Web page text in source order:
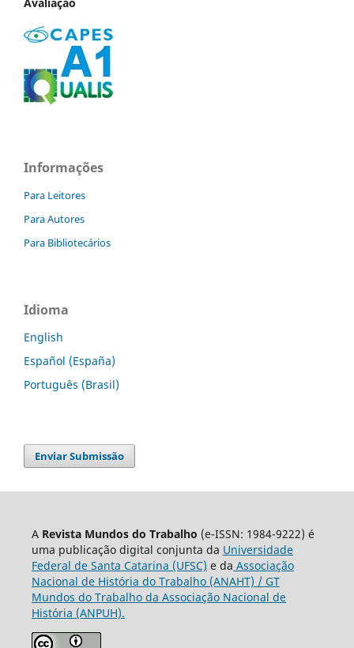
Informações
Para Leitores
Para Autores
Para Bibliotecários
Idioma
English
Español (España)
Português (Brasil)
Enviar Submissão
A Revista Mundos do Trabalho (e-ISSN: 1984-9222) é
uma publicação digital conjunta da Universidade
Federal de Santa Catarina (UFSC) e da Associação
Nacional de História do Trabalho (ANAHT) / GT
Mundos do Trabalho da Associação Nacional de
História (ANPUH).